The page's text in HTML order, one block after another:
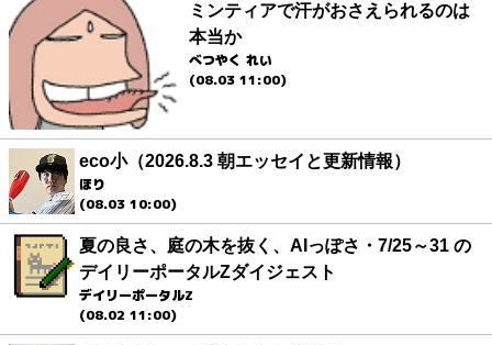
ミンティアで汗がおさえられるのは
本当か
べつやく れい
(08.03 11:00)
eco小（2026.8.3 朝エッセイと更新情報）
ほり
(08.03 10:00)
夏の良さ、庭の木を抜く、AIっぽさ・7/25～31 の
デイリーポータルZダイジェスト
デイリーポータルZ
(08.02 11:00)